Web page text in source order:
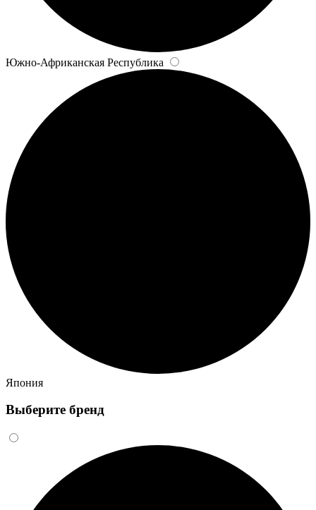
Южно-Африканская Республика
Япония
Выберите бренд